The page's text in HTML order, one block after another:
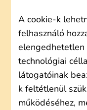
A cookie-k
felhasználó
elengedhetetlen
technológiai
látogatóinak
k feltétlenül
működéséhez,